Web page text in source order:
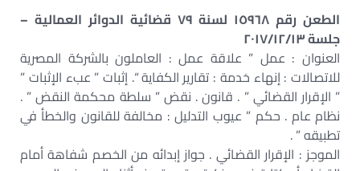
الطعن رقم ١٥٩٦٨ لسنة ٧٩ قضائية الدوائر العمالية –
جلسة ٢٠١٧/١٢/١٣
العنوان : عمل ” علاقة عمل : العاملون بالشركة المصرية
للاتصالات : إنهاء خدمة : تقارير الكفاية “. إثبات ” عبء الإثبات ”
” الإقرار القضائي ” . قانون . نقض ” سلطة محكمة النقض ” .
نظام عام . حكم ” عيوب التدليل : مخالفة للقانون والخطأ في
تطبيقه ” .
الموجز : الإقرار القضائي . جواز إبدائه من الخصم شفاهة أمام